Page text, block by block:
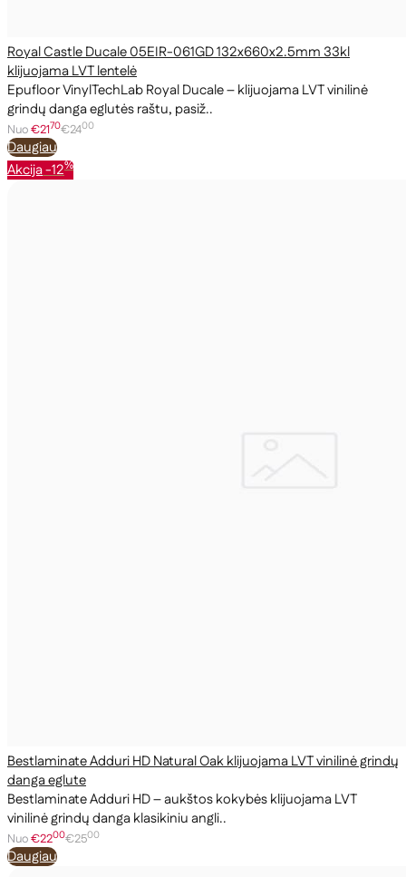
Royal Castle Ducale 05EIR-061GD 132x660x2.5mm 33kl
klijuojama LVT lentelė
Epufloor VinylTechLab Royal Ducale – klijuojama LVT vinilinė
grindų danga eglutės raštu, pasiž..
Nuo€2170€2400
Daugiau
Akcija-12%
Bestlaminate Adduri HD Natural Oak klijuojama LVT vinilinė grindų
danga eglute
Bestlaminate Adduri HD – aukštos kokybės klijuojama LVT
vinilinė grindų danga klasikiniu angli..
Nuo€2200€2500
Daugiau